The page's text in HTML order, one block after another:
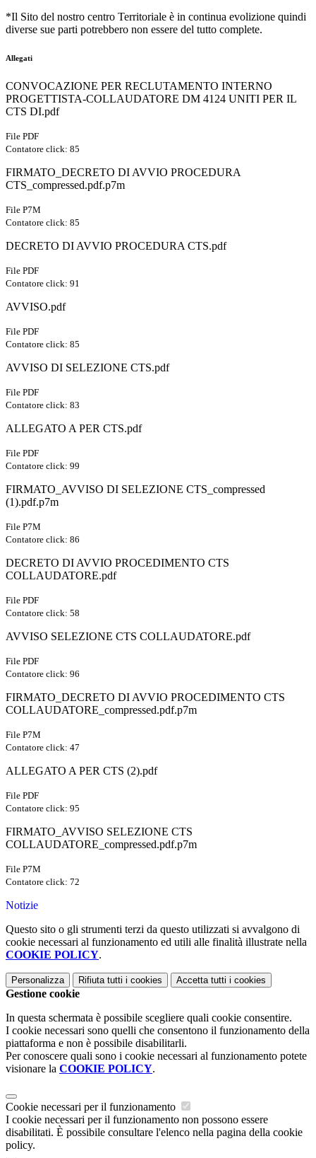
*Il Sito del nostro centro Territoriale è in continua evolizione quindi
diverse sue parti potrebbero non essere del tutto complete.
Allegati
CONVOCAZIONE PER RECLUTAMENTO INTERNO
PROGETTISTA-COLLAUDATORE DM 4124 UNITI PER IL
CTS DI.pdf
File PDF
Contatore click: 85
FIRMATO_DECRETO DI AVVIO PROCEDURA
CTS_compressed.pdf.p7m
File P7M
Contatore click: 85
DECRETO DI AVVIO PROCEDURA CTS.pdf
File PDF
Contatore click: 91
AVVISO.pdf
File PDF
Contatore click: 85
AVVISO DI SELEZIONE CTS.pdf
File PDF
Contatore click: 83
ALLEGATO A PER CTS.pdf
File PDF
Contatore click: 99
FIRMATO_AVVISO DI SELEZIONE CTS_compressed
(1).pdf.p7m
File P7M
Contatore click: 86
DECRETO DI AVVIO PROCEDIMENTO CTS
COLLAUDATORE.pdf
File PDF
Contatore click: 58
AVVISO SELEZIONE CTS COLLAUDATORE.pdf
File PDF
Contatore click: 96
FIRMATO_DECRETO DI AVVIO PROCEDIMENTO CTS
COLLAUDATORE_compressed.pdf.p7m
File P7M
Contatore click: 47
ALLEGATO A PER CTS (2).pdf
File PDF
Contatore click: 95
FIRMATO_AVVISO SELEZIONE CTS
COLLAUDATORE_compressed.pdf.p7m
File P7M
Contatore click: 72
Notizie
Questo sito o gli strumenti terzi da questo utilizzati si avvalgono di
cookie necessari al funzionamento ed utili alle finalità illustrate nella
COOKIE POLICY.
Personalizza Rifiuta tutti i cookies Accetta tutti i cookies
Gestione cookie
In questa schermata è possibile scegliere quali cookie consentire.
I cookie necessari sono quelli che consentono il funzionamento della
piattaforma e non è possibile disabilitarli.
Per conoscere quali sono i cookie necessari al funzionamento potete
visionare la COOKIE POLICY.
Cookie necessari per il funzionamento
I cookie necessari per il funzionamento non possono essere
disabilitati. È possibile consultare l'elenco nella pagina della cookie
policy.